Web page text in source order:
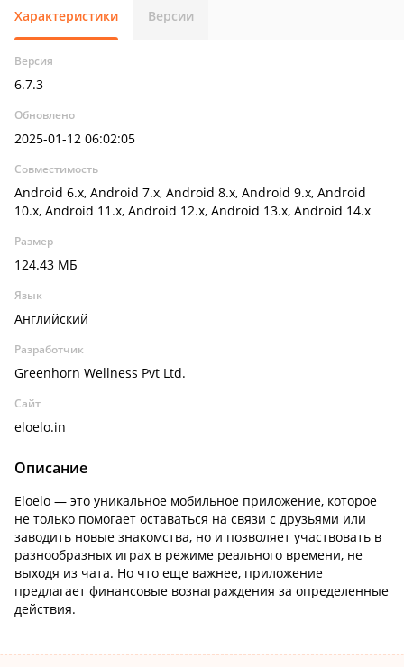
Характеристики Версии
Версия
6.7.3
Обновлено
2025-01-12 06:02:05
Совместимость
Android 6.x, Android 7.x, Android 8.x, Android 9.x, Android
10.x, Android 11.x, Android 12.x, Android 13.x, Android 14.x
Размер
124.43 МБ
Язык
Английский
Разработчик
Greenhorn Wellness Pvt Ltd.
Сайт
eloelo.in
Описание
Eloelo — это уникальное мобильное приложение, которое
не только помогает оставаться на связи с друзьями или
заводить новые знакомства, но и позволяет участвовать в
разнообразных играх в режиме реального времени, не
выходя из чата. Но что еще важнее, приложение
предлагает финансовые вознаграждения за определенные
действия.